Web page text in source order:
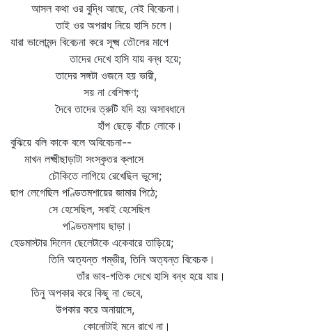
আসল কথা ওর বুদ্ধি আছে, নেই বিবেচনা।
তাই ওর অপরাধ নিয়ে হাসি চলে।
যারা ভালোমন্দ বিবেচনা করে সূক্ষ্ম তৌলের মাপে
তাদের দেখে হাসি যায় বন্ধ হয়ে;
তাদের সঙ্গটা ওজনে হয় ভারী,
সয় না বেশিক্ষণ;
দৈবে তাদের ত্রুটি যদি হয় অসাবধানে
হাঁপ ছেড়ে বাঁচে লোকে।
বুঝিয়ে বলি কাকে বলে অবিবেচনা--
মাখন লক্ষ্মীছাড়াটা সংস্কৃতর ক্লাসে
চৌকিতে লাগিয়ে রেখেছিল ভুসো;
ছাপ লেগেছিল পণ্ডিতমশায়ের জামার পিঠে;
সে হেসেছিল, সবাই হেসেছিল
পণ্ডিতমশায় ছাড়া।
হেডমাস্টার দিলেন ছেলেটাকে একেবারে তাড়িয়ে;
তিনি অত্যন্ত গম্ভীর, তিনি অত্যন্ত বিবেচক।
তাঁর ভাব-গতিক দেখে হাসি বন্ধ হয়ে যায়।
তিনু অপকার করে কিছু না ভেবে,
উপকার করে অনায়াসে,
কোনোটাই মনে রাখে না।